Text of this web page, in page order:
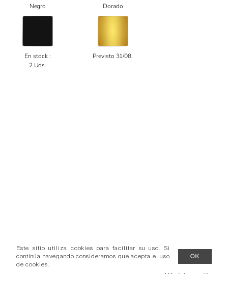
de cookies.
Más información
Negro
En stock :
2 Uds.
Dorado
Previsto 31/08.